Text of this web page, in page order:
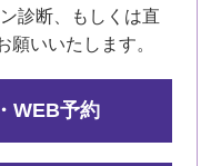
診断、
もしくは直
願いいたします。
WEB予約